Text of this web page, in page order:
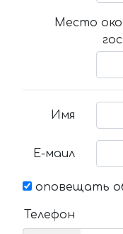
Место
Имя
Е-маил
оповещать
Телефон